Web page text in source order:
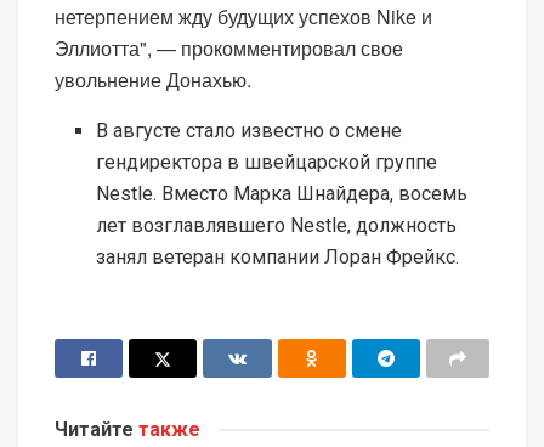
нетерпением жду будущих успехов Nike и
Эллиотта", — прокомментировал свое
увольнение Донахью.
В августе стало известно о смене
гендиректора в швейцарской группе
Nestle. Вместо Марка Шнайдера, восемь
лет возглавлявшего Nestle, должность
занял ветеран компании Лоран Фрейкс.
Читайте также